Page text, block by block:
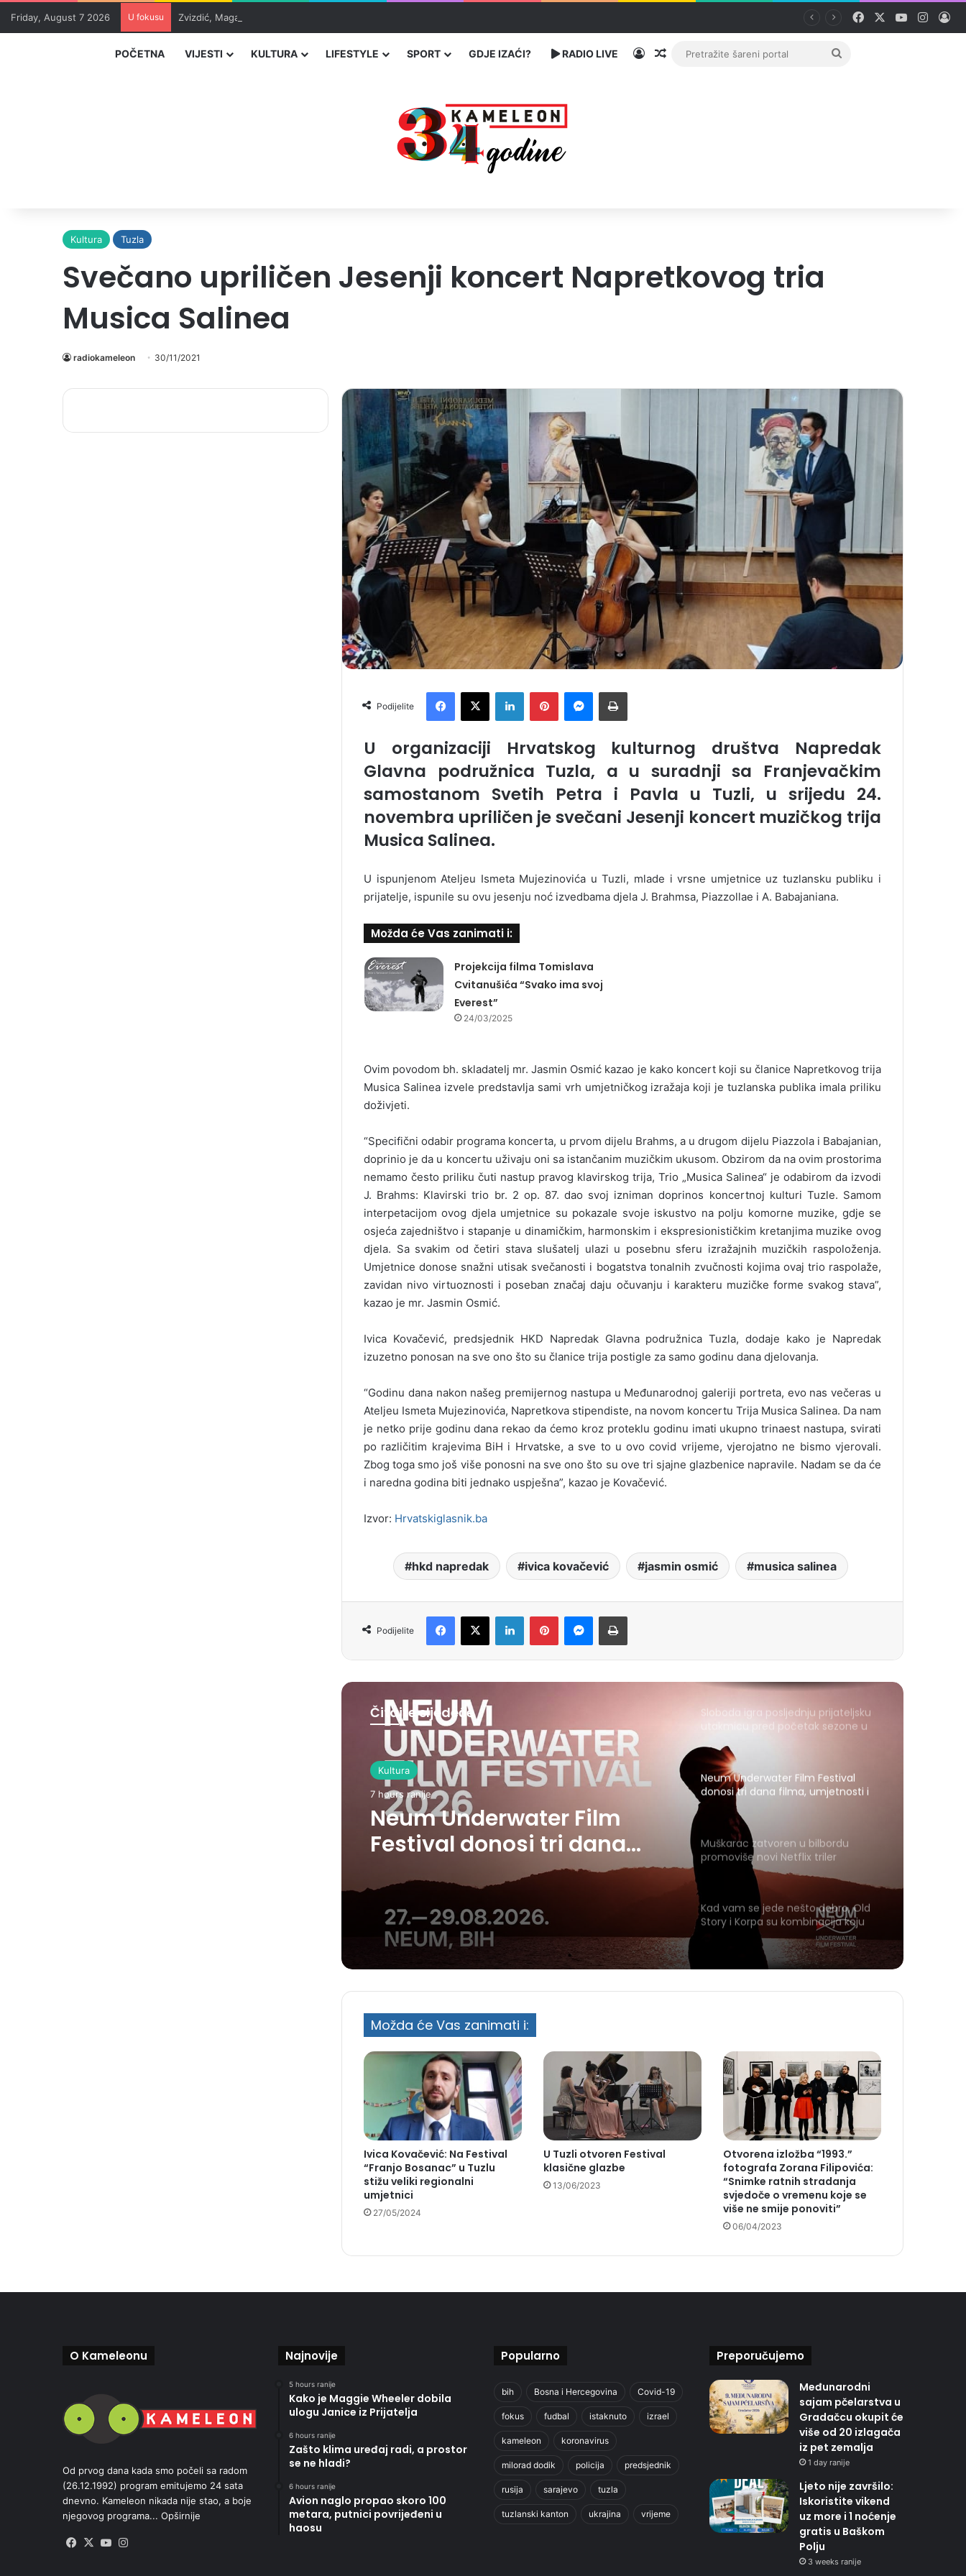
Friday, August 7 2026 U fokusu Zvizdić, Magazinović i Kojović traže poseban status za Memorijalni centar Srebrenica Facebook YouTube
POČETNA VIJESTI KULTURA LIFESTYLE SPORT GDJE IZAĆI? RADIO LIVE PrijavaRandom članak
Pretražite
Kultura Tuzla
Svečano upriličen Jesenji koncert Napretkovog tria
Musica Salinea
radiokameleon 30/11/2021
Podijelite
U organizaciji Hrvatskog kulturnog društva Napredak
Glavna podružnica Tuzla, a u suradnji sa Franjevačkim
samostanom Svetih Petra i Pavla u Tuzli, u srijedu 24.
novembra upriličen je svečani Jesenji koncert muzičkog trija
Musica Salinea.
U ispunjenom Ateljeu Ismeta Mujezinovića u Tuzli, mlade i vrsne umjetnice uz tuzlansku publiku i
prijatelje, ispunile su ovu jesenju noć izvedbama djela J. Brahmsa, Piazzollae i A. Babajaniana.
Možda će Vas zanimati i:
Projekcija filma Tomislava
Cvitanušića “Svako ima svoj
Everest”
24/03/2025
Ovim povodom bh. skladatelj mr. Jasmin Osmić kazao je kako koncert koji su članice Napretkovog trija
Musica Salinea izvele predstavlja sami vrh umjetničkog izražaja koji je tuzlanska publika imala priliku
doživjeti.
“Specifični odabir programa koncerta, u prvom dijelu Brahms, a u drugom dijelu Piazzola i Babajanian,
doprinio je da u koncertu uživaju oni sa istančanim muzičkim ukusom. Obzirom da na ovim prostorima
nemamo često priliku čuti nastup pravog klavirskog trija, Trio „Musica Salinea“ je odabirom da izvodi
J. Brahms: Klavirski trio br. 2 op. 87. dao svoj izniman doprinos koncertnoj kulturi Tuzle. Samom
interpetacijom ovog djela umjetnice su pokazale svoje iskustvo na polju komorne muzike, gdje se
osjeća zajedništvo i stapanje u dinamičkim, harmonskim i ekspresionističkim kretanjima muzike ovog
djela. Sa svakim od četiri stava slušatelj ulazi u posebnu sferu izražajnih muzičkih raspoloženja.
Umjetnice donose snažni utisak svečanosti i bogatstva tonalnih zvučnosti kojima ovaj trio raspolaže,
zavidan nivo virtuoznosti i poseban značaj daju očuvanju i karakteru muzičke forme svakog stava”,
kazao je mr. Jasmin Osmić.
Ivica Kovačević, predsjednik HKD Napredak Glavna podružnica Tuzla, dodaje kako je Napredak
izuzetno ponosan na sve ono što su članice trija postigle za samo godinu dana djelovanja.
“Godinu dana nakon našeg premijernog nastupa u Međunarodnoj galeriji portreta, evo nas večeras u
Ateljeu Ismeta Mujezinovića, Napretkova stipendiste, na novom koncertu Trija Musica Salinea. Da nam
je netko prije godinu dana rekao da ćemo kroz proteklu godinu imati ukupno trinaest nastupa, svirati
po različitim krajevima BiH i Hrvatske, a sve to u ovo covid vrijeme, vjerojatno ne bismo vjerovali.
Zbog toga smo još više ponosni na sve ono što su ove tri sjajne glazbenice napravile. Nadam se da će
i naredna godina biti jednako uspješna”, kazao je Kovačević.
Izvor: Hrvatskiglasnik.ba
hkd napredak ivica kovačević jasmin osmić musica salinea
Podijelite
Čitajte sljedeće
Kultura
7 hours ranije
Neum Underwater Film
Festival donosi tri dana
filma, umjetnosti i mora
Sloboda igra posljednju prijateljsku
utakmicu pred početak sezone u
Neum Underwater Film Festival
donosi tri dana filma, umjetnosti i
Muškarac zatvoren u bilbordu
promoviše novi Netflix triler
Kad vam se jede nešto dobro, Old
Story i Korpa su kombinacija koju
vrijedi zapamtiti
Možda će Vas zanimati i:
Ivica Kovačević: Na Festival
“Franjo Bosanac” u Tuzlu
stižu veliki regionalni
umjetnici
27/05/2024
U Tuzli otvoren Festival
klasične glazbe
13/06/2023
Otvorena izložba “1993.”
fotografa Zorana Filipovića:
“Snimke ratnih stradanja
svjedoče o vremenu koje se
više ne smije ponoviti”
06/04/2023
O Kameleonu
Od prvog dana kada smo počeli sa radom
(26.12.1992) program emitujemo 24 sata
dnevno. Kameleon nikada nije stao, a boje
njegovog programa... Opširnije
Facebook
X YouTube
Najnovije
5 hours ranije
Kako je Maggie Wheeler dobila
ulogu Janice iz Prijatelja
6 hours ranije
Zašto klima uređaj radi, a prostor
se ne hladi?
6 hours ranije
Avion naglo propao skoro 100
metara, putnici povrijeđeni u
haosu
Popularno
bih Bosna i Hercegovina Covid-19
fokus fudbal istaknuto izrael
kameleon koronavirus
milorad dodik policija predsjednik
rusija sarajevo tuzla
tuzlanski kanton ukrajina vrijeme
Preporučujemo
Međunarodni
sajam pčelarstva u
Gradačcu okupit će
više od 20 izlagača
iz pet zemalja
1 day ranije
Ljeto nije završilo:
Iskoristite vikend
uz more i 1 noćenje
gratis u Baškom
Polju
3 weeks ranije